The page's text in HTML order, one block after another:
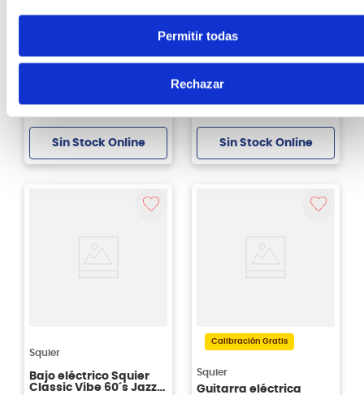
Permitir todas
Rechazar
Squier Classic Vibe 70's
S/ 2199.00
Sin Stock Online
Squier
Squier Classic Vibe 60s
Blue
S/ 2199.00
Sin Stock Online
Squier
Bajo eléctrico Squier
Classic Vibe 60´s Jazz
Calibración Gratis
Squier
Guitarra eléctrica